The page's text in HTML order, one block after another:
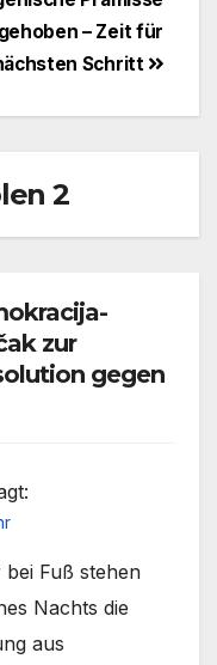
– Zeit für
Schritt
2
zur
gegen
Fuß stehen
Nachts die
aus